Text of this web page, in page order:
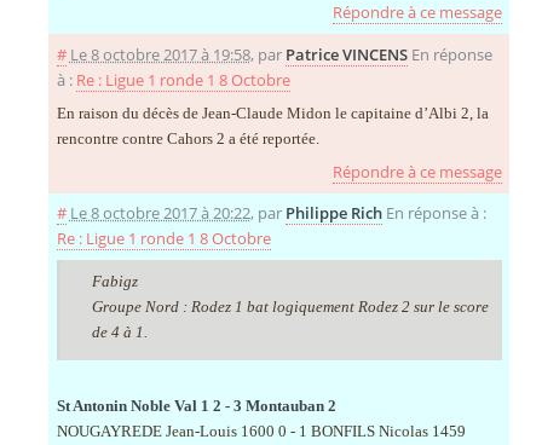
Répondre à ce message
# Le 8 octobre 2017 à 19:58, par Patrice VINCENS En réponse
à : Re : Ligue 1 ronde 1 8 Octobre
En raison du décès de Jean-Claude Midon le capitaine d’Albi 2, la
rencontre contre Cahors 2 a été reportée.
Répondre à ce message
# Le 8 octobre 2017 à 20:22, par Philippe Rich En réponse à :
Re : Ligue 1 ronde 1 8 Octobre
Fabigz
Groupe Nord : Rodez 1 bat logiquement Rodez 2 sur le score
de 4 à 1.
St Antonin Noble Val 1 2 - 3 Montauban 2
NOUGAYREDE Jean-Louis 1600 0 - 1 BONFILS Nicolas 1459